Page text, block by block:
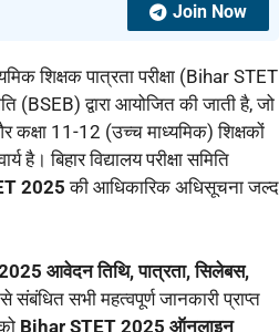
Join Now
शिक्षक पात्रता परीक्षा (Bihar STET
(BSEB) द्वारा आयोजित की जाती है, जो
कक्षा 11-12 (उच्च माध्यमिक) शिक्षकों
बिहार विद्यालय परीक्षा समिति
2025 की आधिकारिक अधिसूचना जल्द
आवेदन तिथि, पात्रता, सिलेबस,
संबंधित सभी महत्वपूर्ण जानकारी प्राप्त
Bihar STET 2025 ऑनलाइन